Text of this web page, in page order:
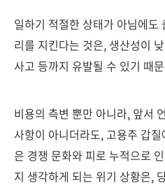
일하기 적절한 상태가 아님에
리를 지킨다는 것은, 생산성이
사고 등까지 유발될 수 있기 때
비용의 측변 뿐만 아니라, 앞서
사항이 아니더라도, 고용주 갑
은 경쟁 문화와 피로 누적으로
지 생각하게 되는 위기 상황은,